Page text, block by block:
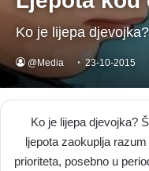
Ko je lijepa
@Media 23-10-2015
Ko je lijepa djevojka?
ljepota zaokuplja
prioriteta, posebno u